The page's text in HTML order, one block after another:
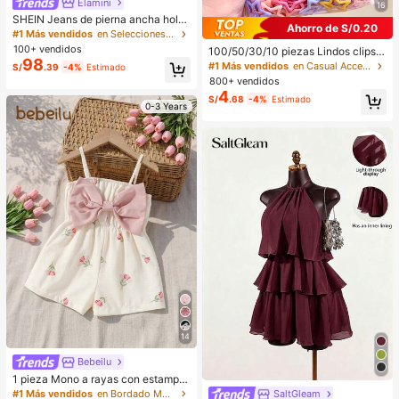
SHEIN Jeans de pierna ancha holg
ados con bolsillo insertado y borda
do de mariposa lavados para mujer,
mujer alta, Y2K
#1 Más vendidos
en Selecciones de tendencias de K-J Mujer Denim
100+ vendidos
S/98.39 -4% Estimado
0-3 Years
14
Bebeilu
1 pieza Mono a rayas con estampa
do integral y lazo, lindo y sencillo p
#1 Más vendidos
en Bordado Monos para niñas
16
Ahorro de S/0.20
100/50/30/10 piezas Lindos clips d
e estrella de cinco puntas estilo Y2
K, clips de cabello coloridos, acces
orios básicos para el cabello - Adec
uados para niñas, uso diario en la e
scuela, fiestas, deportes, estética
#1 Más vendidos
en Casual Accesorios para el cabello de las mujere
800+ vendidos
S/4.68 -4% Estimado
SaltGleam